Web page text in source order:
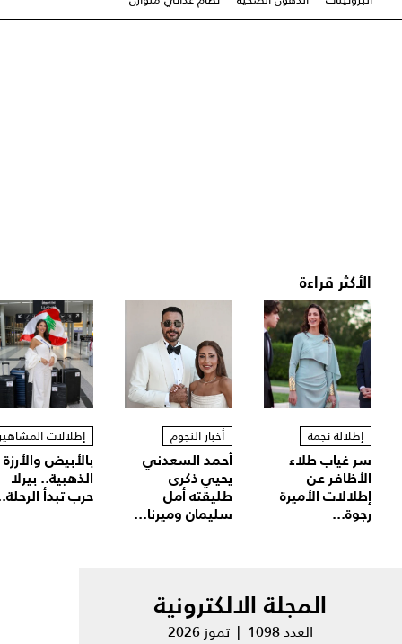
الأكثر قراءة
إطلالة نجمة
سر غياب طلاء
الأظافر عن
إطلالات الأميرة
رجوة...
أخبار النجوم
أحمد السعدني
يحيي ذكرى
طليقته أمل
سليمان وميرنا...
إطلالات
بالأبيض والأرزة
الذهبية.. بيرلا
حرب تبدأ
المجلة الالكترونية
العدد 1098 | تموز 2026